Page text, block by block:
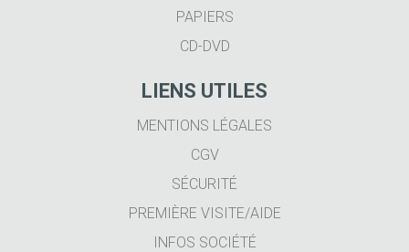
PAPIERS
CD-DVD
LIENS UTILES
MENTIONS LÉGALES
CGV
SÉCURITÉ
PREMIÈRE VISITE/AIDE
INFOS SOCIÉTÉ